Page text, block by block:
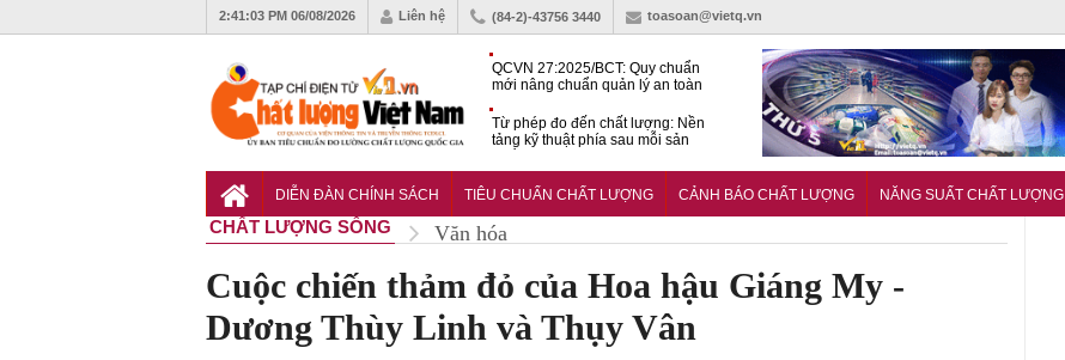
2:41:05 PM 06/08/2026 Liên hệ (84-2)-43756 3440 toasoan@vietq.vn
QCVN 27:2025/BCT: Quy chuẩn
mới nâng chuẩn quản lý an toàn
Từ phép đo đến chất lượng: Nền
tảng kỹ thuật phía sau mỗi sản
của quy hoạch đô thị tri thức tại
DIỄN ĐÀN CHÍNH SÁCH TIÊU CHUẨN CHẤT LƯỢNG CẢNH BÁO CHẤT LƯỢNG NĂNG SUẤT CHẤT LƯỢNG
CHẤT LƯỢNG SỐNG Văn hóa
Cuộc chiến thảm đỏ của Hoa hậu Giáng My -
Dương Thùy Linh và Thụy Vân